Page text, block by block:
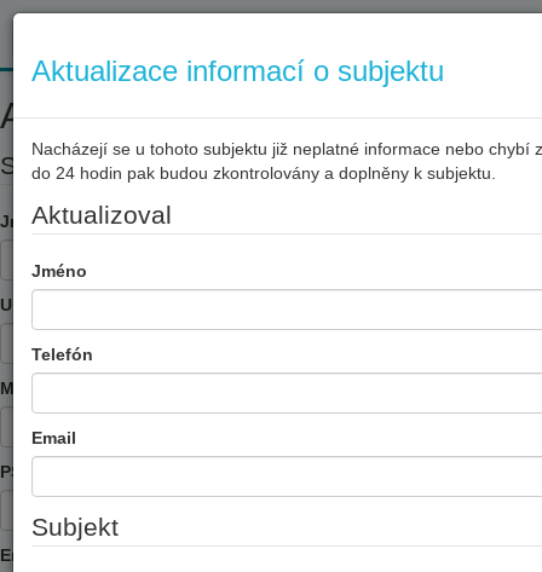
Aktualizace informací o subjektu
Subjekt
Jméno
Ulica
Mesto
PSČ
Email
Aktualizace informací o subjektu
Nacházejí se u tohoto subjektu již neplatné informace nebo
do 24 hodin pak budou zkontrolovány a doplněny k subjektu.
Aktualizoval
Jméno
Telefón
Email
Subjekt